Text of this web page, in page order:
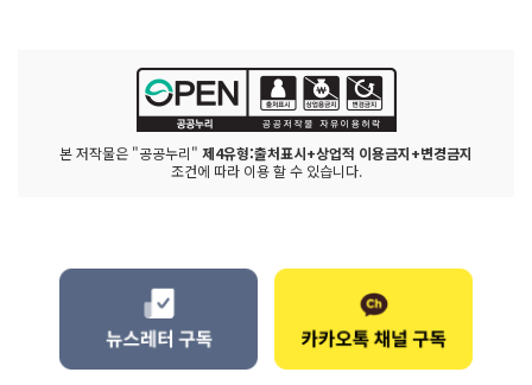
본 저작물은 "공공누리" 제4유형:출처표시+상업적 이용금지+변경금지
조건에 따라 이용 할 수 있습니다.